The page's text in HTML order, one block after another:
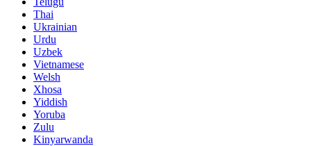
Thai
Ukrainian
Urdu
Uzbek
Vietnamese
Welsh
Xhosa
Yiddish
Yoruba
Zulu
Kinyarwanda